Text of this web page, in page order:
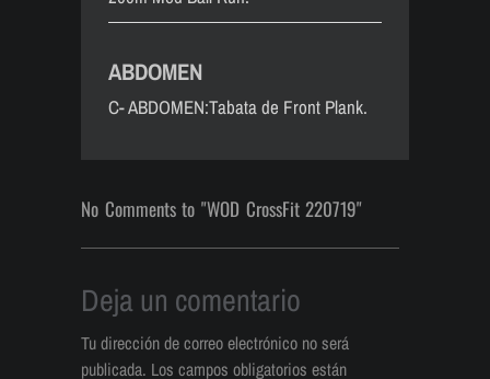
ABDOMEN
C- ABDOMEN:Tabata de Front Plank.
No Comments to "WOD CrossFit 220719"
Deja un comentario
Tu dirección de correo electrónico no será
publicada. Los campos obligatorios están